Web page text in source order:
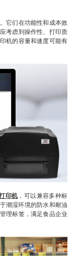
它们在功能性和成本效
考虑到操作性、打印质
机的容量和速度可能有
印机，可以兼容多种标
潮湿环境的防水和耐油
理标签，满足食品企业